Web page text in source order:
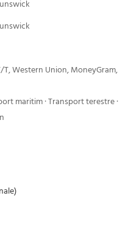
T, Western Union, MoneyGram,
maritim · Transport terestre ·